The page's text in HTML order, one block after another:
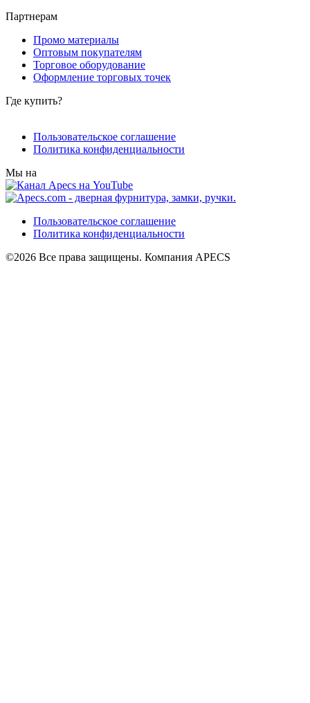
Партнерам
Промо материалы
Оптовым покупателям
Торговое оборудование
Оформление торговых точек
Где купить?
Пользовательское соглашение
Политика конфиденциальности
Мы на
Пользовательское соглашение
Политика конфиденциальности
©2026 Все права защищены. Компания APECS